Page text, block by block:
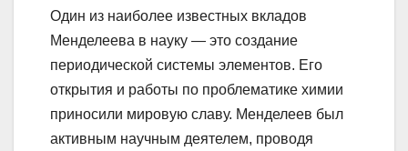
Один из наиболее известных вкладов
Менделеева в науку — это создание
периодической системы элементов. Его
открытия и работы по проблематике химии
приносили мировую славу. Менделеев был
активным научным деятелем, проводя